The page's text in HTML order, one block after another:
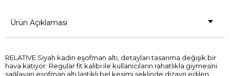
Ürün Açıklaması
RELATIVE Siyah kadın eşofman altı, detayları tasarıma değişik bir
hava katıyor. Regular fit kalıbı ile kullanıcıların rahatlıkla giymesini
sağlayan eşofman altı lastikli bel kesimi şeklinde dizayn edilen